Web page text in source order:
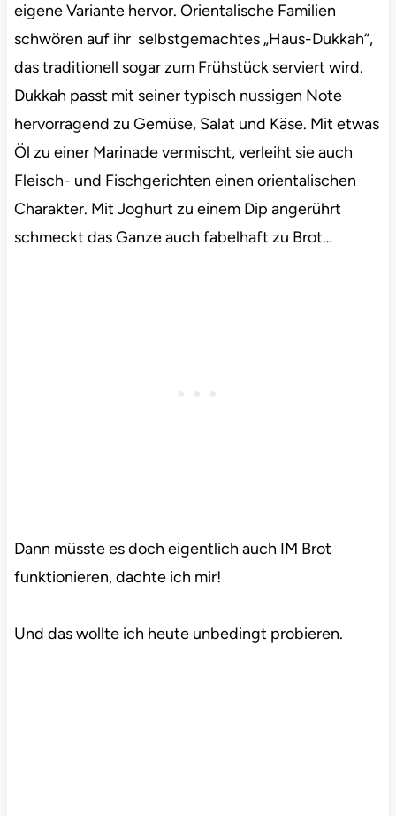
eigene Variante hervor. Orientalische Familien
schwören auf ihr selbstgemachtes „Haus-Dukkah“,
das traditionell sogar zum Frühstück serviert wird.
Dukkah passt mit seiner typisch nussigen Note
hervorragend zu Gemüse, Salat und Käse. Mit etwas
Öl zu einer Marinade vermischt, verleiht sie auch
Fleisch- und Fischgerichten einen orientalischen
Charakter. Mit Joghurt zu einem Dip angerührt
schmeckt das Ganze auch fabelhaft zu Brot…
Dann müsste es doch eigentlich auch IM Brot
funktionieren, dachte ich mir!
Und das wollte ich heute unbedingt probieren.